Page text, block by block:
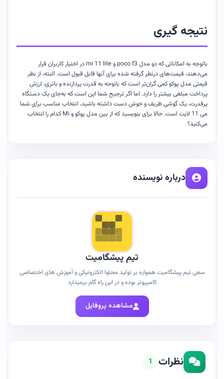
نتیجه گیری
باتوجه به امکاناتی که دو مدل poco f3و mi 11 liteدر اختیار کاربران قرار
می‌دهند، قیمت‌های درنظر گرفته شده برای آنها قابل قبول است. البته، از نظر
قیمتی مدل پوکو کمی گران‌تر است که باتوجه به قدرت پردازنده و باتری، ارزش
پرداخت مبلغی بیشتر را دارد. اما اگر ترجیح شما این است که به‌جای یک دستگاه
پرقدرت، یک گوشی ظریف و خوش دست داشته باشید، انتخاب مناسب برای شما
می 11 لایت است. حالا برای بنویسید که از بین مدل پوکو و Mi کدام را انتخاب
می‌کنید؟
درباره نویسنده
تیم پیشگامیت
سعی تیم پیشگامیت همواره بر تولید محتوا الکترونیکی و آموزش های اختصاصی
کامپیوتر بوده و در این راه گام برمیدارد
مشاهده پروفایل
نظرات 1